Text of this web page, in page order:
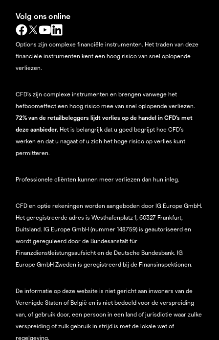
Volg ons online
Options zijn complexe financiële instrumenten. Het traden van deze
financiële instrumenten kent een hoog risico van snel oplopende
verliezen.
CFD’s zijn complexe instrumenten en brengen vanwege het
hefboomeffect een hoog risico mee van snel oplopende verliezen.
72% van de retailbeleggers lijdt verlies op de handel in CFD’s met
deze aanbieder. Het is belangrijk dat u goed begrijpt hoe CFD's
werken en dat u nagaat of u zich het hoge risico op verlies kunt
permitteren.
Professionele cliënten kunnen meer verliezen dan hun inleg.
CFD en optie rekeningen worden aangeboden door IG Europe GmbH.
Het geregistreerde adres is Westhafenplatz 1, 60327 Frankfurt,
Duitsland. IG Europe GmbH (nummer 148759) is geautoriseerd en
wordt gereguleerd door de Bundesanstalt für
Finanzdienstleistungsaufsicht en de Deutsche Bundesbank. IG
Europe GmbH Zweden is geregistreerd bij de Finansinspektionen.
De informatie op deze website is niet gericht aan inwoners van de
Verenigde Staten of België en is niet bedoeld voor de verspreiding
van, of gebruik door, een persoon in een land of jurisdictie waar zulke
verspreiding of zulk gebruik in strijd is met de lokale wet of
regelgeving.